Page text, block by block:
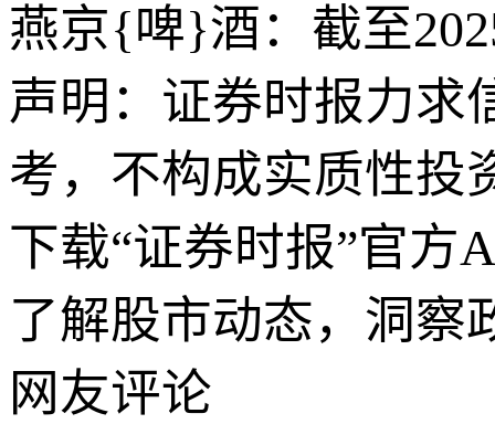
燕京{啤}酒：截至
声明：证券时报力求
考，不构成实质性投
下载“证券时报”官方
了解股市动态，洞察
网友评论